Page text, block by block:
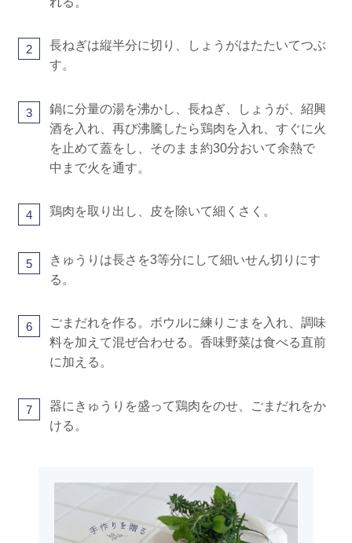
2
長ねぎは縦半分に切り、しょうがはたたいてつぶ
す。
3
鍋に分量の湯を沸かし、長ねぎ、しょうが、紹興
酒を入れ、再び沸騰したら鶏肉を入れ、すぐに火
を止めて蓋をし、そのまま約30分おいて余熱で
中まで火を通す。
4 鶏肉を取り出し、皮を除いて細くさく。
5
きゅうりは長さを3等分にして細いせん切りにす
る。
6
ごまだれを作る。ボウルに練りごまを入れ、調味
料を加えて混ぜ合わせる。香味野菜は食べる直前
に加える。
7
器にきゅうりを盛って鶏肉をのせ、ごまだれをか
ける。